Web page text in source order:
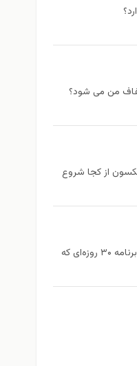
من می شود؟
از كجا شروع
تمرین در خانه بدون تجهیزات: برنامه ۳۰ روزه‌ای که